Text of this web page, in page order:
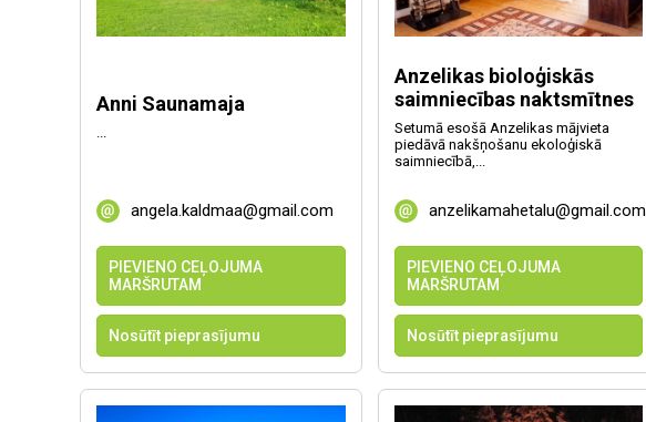
Anni Saunamaja
...
angela.kaldmaa@gmail.com
PIEVIENO CEĻOJUMA
MARŠRUTAM
Nosūtīt pieprasījumu
Anzelikas bioloģiskās
saimniecības naktsmītnes
Setumā esošā Anzelikas mājvieta
piedāvā nakšņošanu ekoloģiskā
saimniecībā,...
anzelikamahetalu@gmail.com
PIEVIENO CEĻOJUMA
MARŠRUTAM
Nosūtīt pieprasījumu